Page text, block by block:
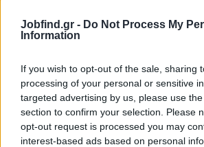
Jobfind.gr - Do Not Process My
Information
If you wish to opt-out of the sale, sharing
processing of your personal or sensitive
targeted advertising by us, please use
section to confirm your selection. Please
opt-out request is processed you may
interest-based ads based on personal
1600 € - 1800 € ανά μήνα μικτά
05/08/2026
Πωλητής / Πωλήτρια Β2Β
ΑΘΗΝΑ - ΑΤΤΙΚΗ
Πλήρης απασχόληση